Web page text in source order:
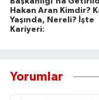
Hakan Aran Kimdir?
Yaşında, Nereli? İşte
Kariyeri:
Yorumlar